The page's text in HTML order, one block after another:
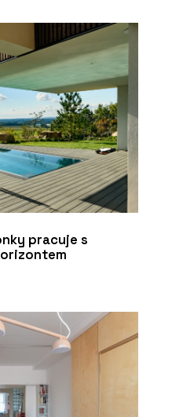
pracuje s